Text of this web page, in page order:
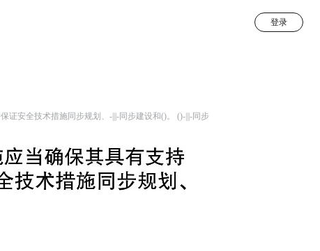
登录
证安全技术措施同步规划、-|||-同步建设和()。 ()-|||-同步